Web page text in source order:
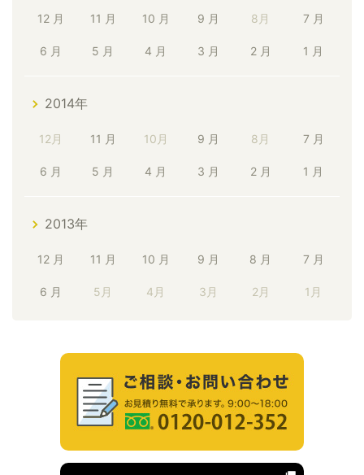
12 月 11 月 10 月 9 月 8月 7 月
6 月 5 月 4 月 3 月 2 月 1 月
2014年
12月 11 月 10月 9 月 8月 7 月
6 月 5 月 4 月 3 月 2 月 1 月
2013年
12 月 11 月 10 月 9 月 8 月 7 月
6 月 5月 4月 3月 2月 1月